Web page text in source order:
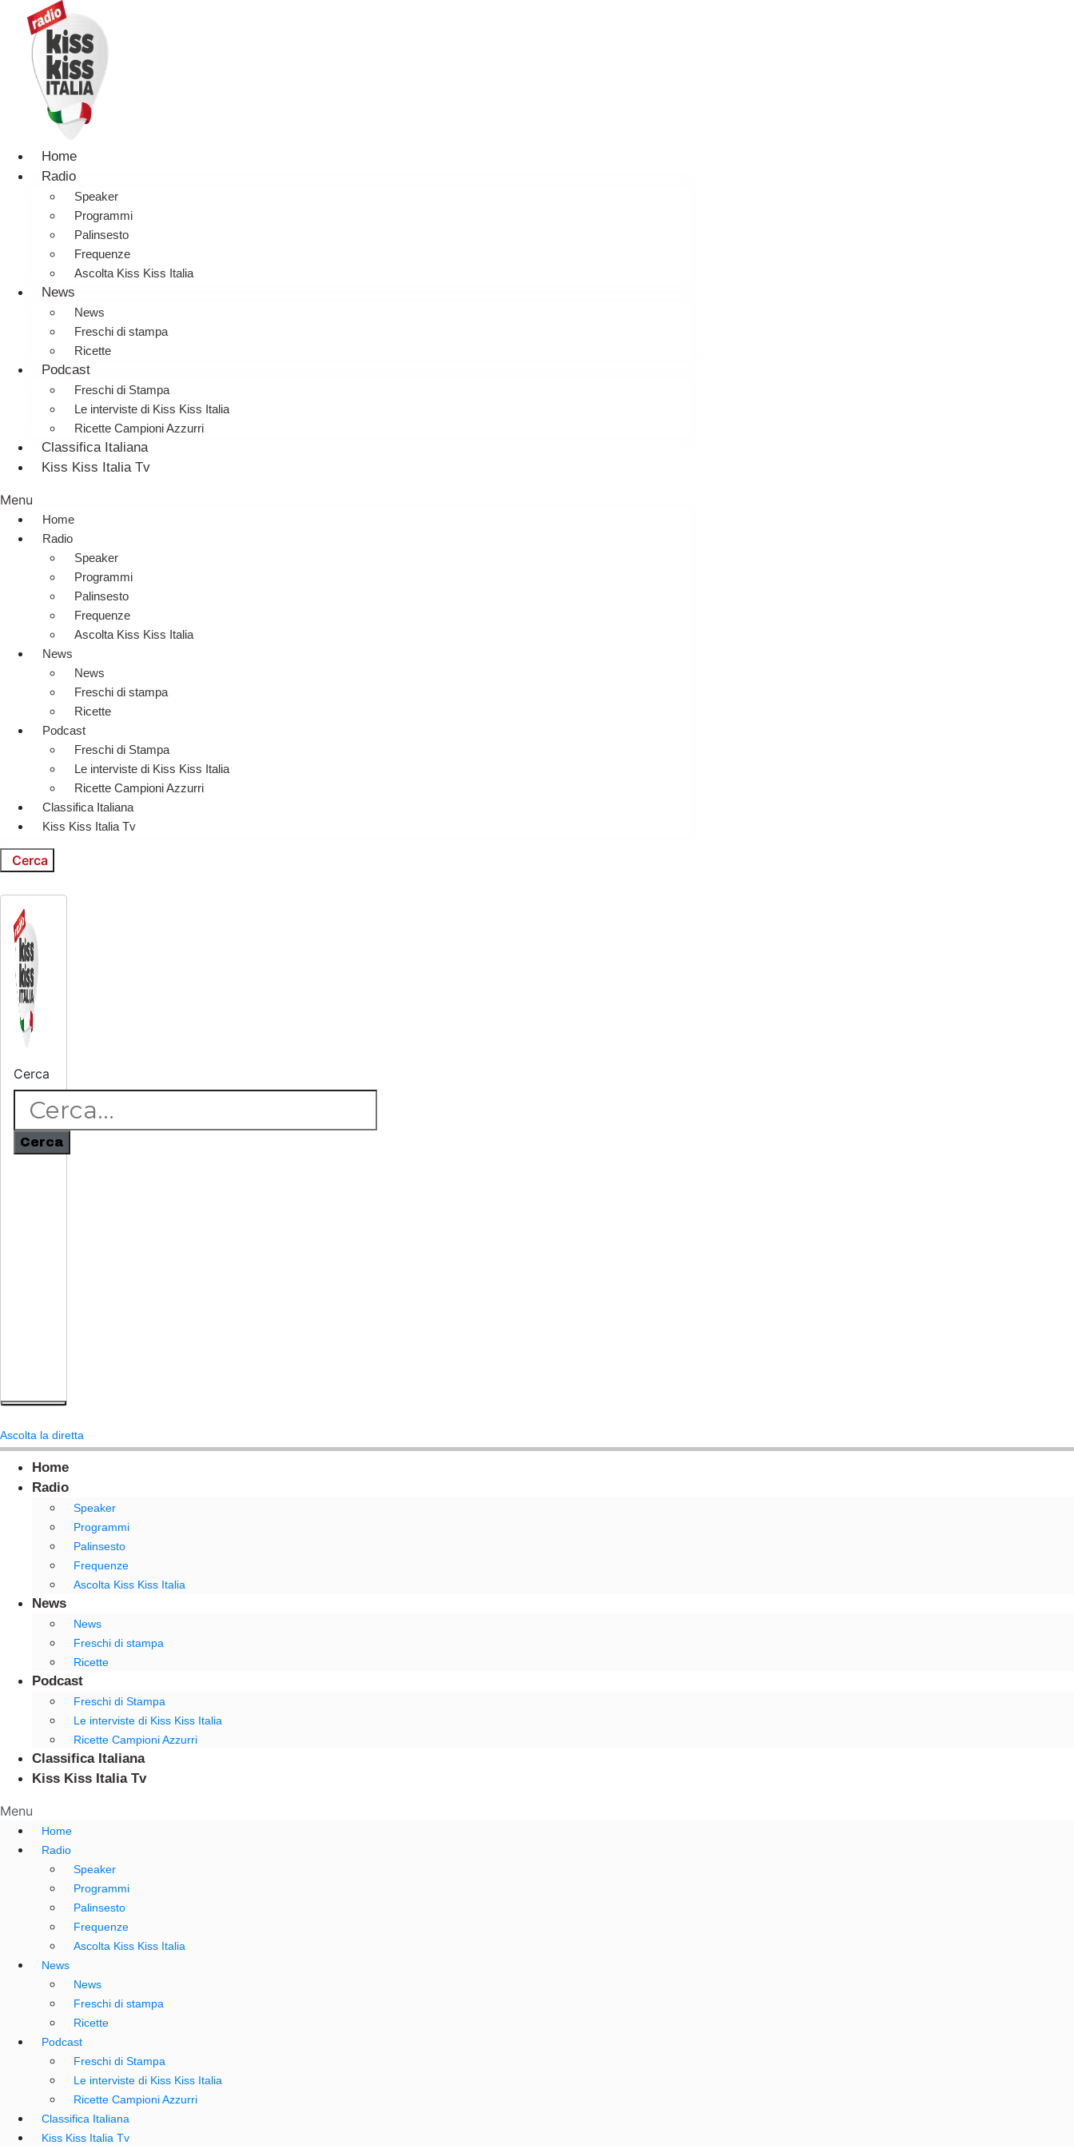
Home
Radio
Speaker
Programmi
Palinsesto
Frequenze
Ascolta Kiss Kiss Italia
News
News
Freschi di stampa
Ricette
Podcast
Freschi di Stampa
Le interviste di Kiss Kiss Italia
Ricette Campioni Azzurri
Classifica Italiana
Kiss Kiss Italia Tv
Menu
Home
Radio
Speaker
Programmi
Palinsesto
Frequenze
Ascolta Kiss Kiss Italia
News
News
Freschi di stampa
Ricette
Podcast
Freschi di Stampa
Le interviste di Kiss Kiss Italia
Ricette Campioni Azzurri
Classifica Italiana
Kiss Kiss Italia Tv
Cerca
Cerca
Cerca
Ascolta la diretta
Home
Radio
Speaker
Programmi
Palinsesto
Frequenze
Ascolta Kiss Kiss Italia
News
News
Freschi di stampa
Ricette
Podcast
Freschi di Stampa
Le interviste di Kiss Kiss Italia
Ricette Campioni Azzurri
Classifica Italiana
Kiss Kiss Italia Tv
Menu
Home
Radio
Speaker
Programmi
Palinsesto
Frequenze
Ascolta Kiss Kiss Italia
News
News
Freschi di stampa
Ricette
Podcast
Freschi di Stampa
Le interviste di Kiss Kiss Italia
Ricette Campioni Azzurri
Classifica Italiana
Kiss Kiss Italia Tv